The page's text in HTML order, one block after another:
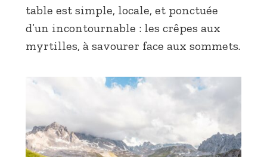
table est simple, locale, et ponctuée
d’un incontournable : les crêpes aux
myrtilles, à savourer face aux sommets.